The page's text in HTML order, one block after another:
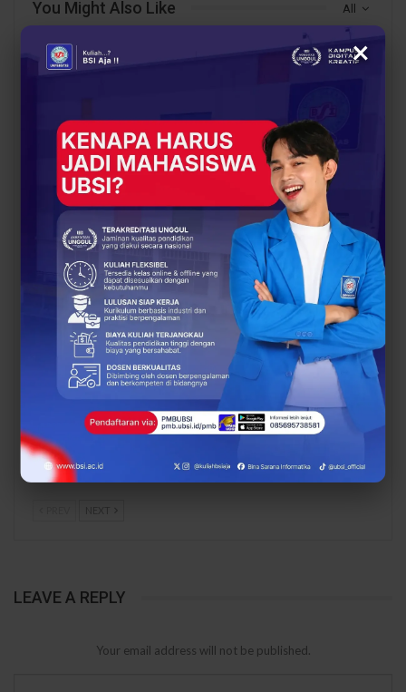
All
You Might Also Like
BERITA
UBSI Buka Call for
Papers ICAISD 2026,
Dorong Riset Teknologi
dan Keamanan Siber…
Siap Kuliah Berkualitas?
UBSI Cengkareng Gelar
Open Booth Spesial
dengan Beasiswa…
BERITA
Menuju Digital, UBSI
Bantu Bank Sampah
Mawar Burangrang
Kelola…
BERITA
Dari Sampah Jadi
Rupiah, UBSI Bantu
Bank Sampah Mawar
Lewat…
LEAVE A REPLY
Your email address will not be published.
×